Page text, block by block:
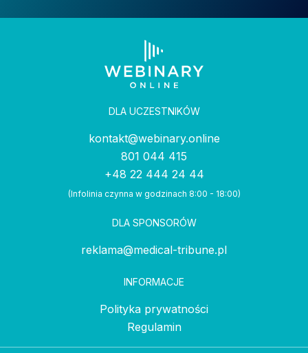
DLA UCZESTNIKÓW
kontakt@webinary.online
801 044 415
+48 22 444 24 44
(Infolinia czynna w godzinach 8:00 - 18:00)
DLA SPONSORÓW
reklama@medical-tribune.pl
INFORMACJE
Polityka prywatności
Regulamin